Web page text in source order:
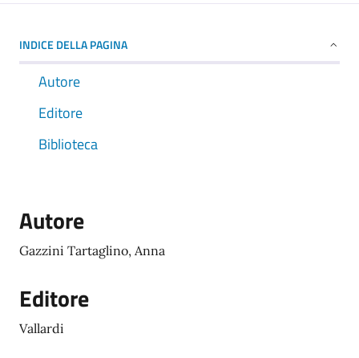
INDICE DELLA PAGINA
Autore
Editore
Biblioteca
Autore
Gazzini Tartaglino, Anna
Editore
Vallardi